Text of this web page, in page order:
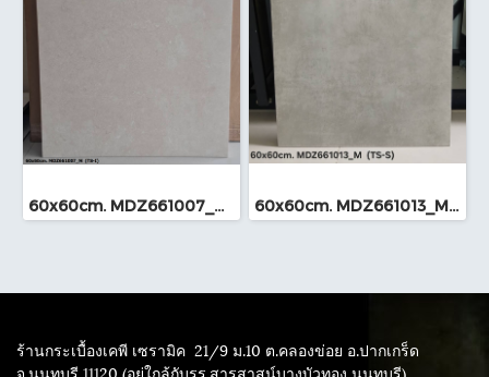
60x60cm. MDZ661007_M (TS-I) 60x60cm. MDZ661013_M (TS-I)
ร้านกระเบื้องเคพี เซรามิค 21/9 ม.10 ต.คลองข่อย อ.ปากเกร็ด
จ.นนทบุรี 11120 (อยู่ใกล้กับรร.สารสาสน์บางบัวทอง นนทบุรี)